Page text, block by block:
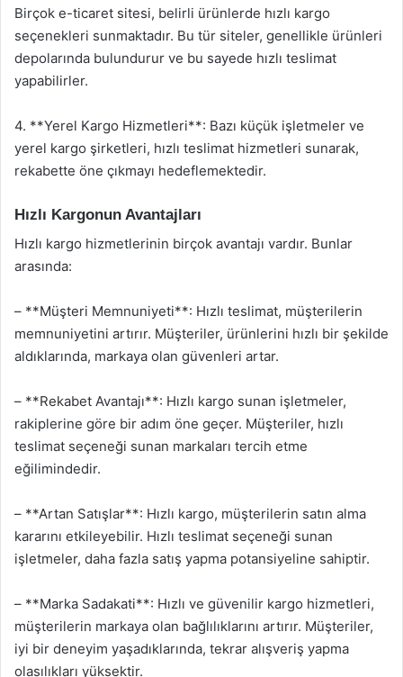
Birçok e-ticaret sitesi, belirli ürünlerde hızlı kargo
seçenekleri sunmaktadır. Bu tür siteler, genellikle ürünleri
depolarında bulundurur ve bu sayede hızlı teslimat
yapabilirler.
4. **Yerel Kargo Hizmetleri**: Bazı küçük işletmeler ve
yerel kargo şirketleri, hızlı teslimat hizmetleri sunarak,
rekabette öne çıkmayı hedeflemektedir.
Hızlı Kargonun Avantajları
Hızlı kargo hizmetlerinin birçok avantajı vardır. Bunlar
arasında:
– **Müşteri Memnuniyeti**: Hızlı teslimat, müşterilerin
memnuniyetini artırır. Müşteriler, ürünlerini hızlı bir şekilde
aldıklarında, markaya olan güvenleri artar.
– **Rekabet Avantajı**: Hızlı kargo sunan işletmeler,
rakiplerine göre bir adım öne geçer. Müşteriler, hızlı
teslimat seçeneği sunan markaları tercih etme
eğilimindedir.
– **Artan Satışlar**: Hızlı kargo, müşterilerin satın alma
kararını etkileyebilir. Hızlı teslimat seçeneği sunan
işletmeler, daha fazla satış yapma potansiyeline sahiptir.
– **Marka Sadakati**: Hızlı ve güvenilir kargo hizmetleri,
müşterilerin markaya olan bağlılıklarını artırır. Müşteriler,
iyi bir deneyim yaşadıklarında, tekrar alışveriş yapma
olasılıkları yüksektir.